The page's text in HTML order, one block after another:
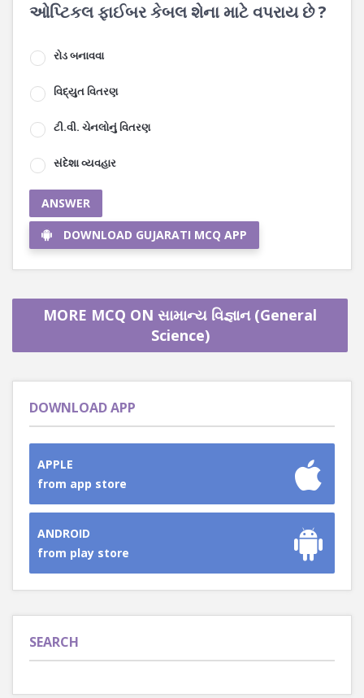
ઓપ્ટિકલ ફાઈબર કેબલ શેના માટે વપરાય છે ?
રોડ બનાવવા
વિદ્યુત વિતરણ
ટી.વી. ચેનલોનું વિતરણ
સંદેશા વ્યવહાર
ANSWER
DOWNLOAD GUJARATI MCQ APP
MORE MCQ ON સામાન્ય વિજ્ઞાન (General
Science)
DOWNLOAD APP
APPLE
from app store
ANDROID
from play store
SEARCH